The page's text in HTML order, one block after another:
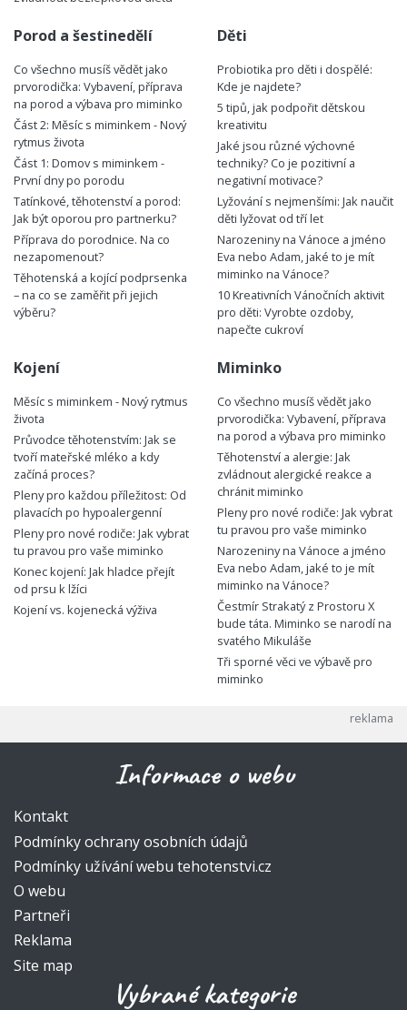
Porod a šestinedělí
Co všechno musíš vědět jako
prvorodička: Vybavení, příprava
na porod a výbava pro miminko
Část 2: Měsíc s miminkem - Nový
rytmus života
Část 1: Domov s miminkem -
První dny po porodu
Tatínkové, těhotenství a porod:
Jak být oporou pro partnerku?
Příprava do porodnice. Na co
nezapomenout?
Těhotenská a kojící podprsenka
– na co se zaměřit při jejich
výběru?
Děti
Probiotika pro děti i dospělé:
Kde je najdete?
5 tipů, jak podpořit dětskou
kreativitu
Jaké jsou různé výchovné
techniky? Co je pozitivní a
negativní motivace?
Lyžování s nejmenšími: Jak naučit
děti lyžovat od tří let
Narozeniny na Vánoce a jméno
Eva nebo Adam, jaké to je mít
miminko na Vánoce?
10 Kreativních Vánočních aktivit
pro děti: Vyrobte ozdoby,
napečte cukroví
Kojení
Měsíc s miminkem - Nový rytmus
života
Průvodce těhotenstvím: Jak se
tvoří mateřské mléko a kdy
začíná proces?
Pleny pro každou příležitost: Od
plavacích po hypoalergenní
Pleny pro nové rodiče: Jak vybrat
tu pravou pro vaše miminko
Konec kojení: Jak hladce přejít
od prsu k lžíci
Kojení vs. kojenecká výživa
Miminko
Co všechno musíš vědět jako
prvorodička: Vybavení, příprava
na porod a výbava pro miminko
Těhotenství a alergie: Jak
zvládnout alergické reakce a
chránit miminko
Pleny pro nové rodiče: Jak vybrat
tu pravou pro vaše miminko
Narozeniny na Vánoce a jméno
Eva nebo Adam, jaké to je mít
miminko na Vánoce?
Čestmír Strakatý z Prostoru X
bude táta. Miminko se narodí na
svatého Mikuláše
Tři sporné věci ve výbavě pro
miminko
Informace o webu
Kontakt
Podmínky ochrany osobních údajů
Podmínky užívání webu tehotenstvi.cz
O webu
Partneři
Reklama
Site map
Vybrané kategorie